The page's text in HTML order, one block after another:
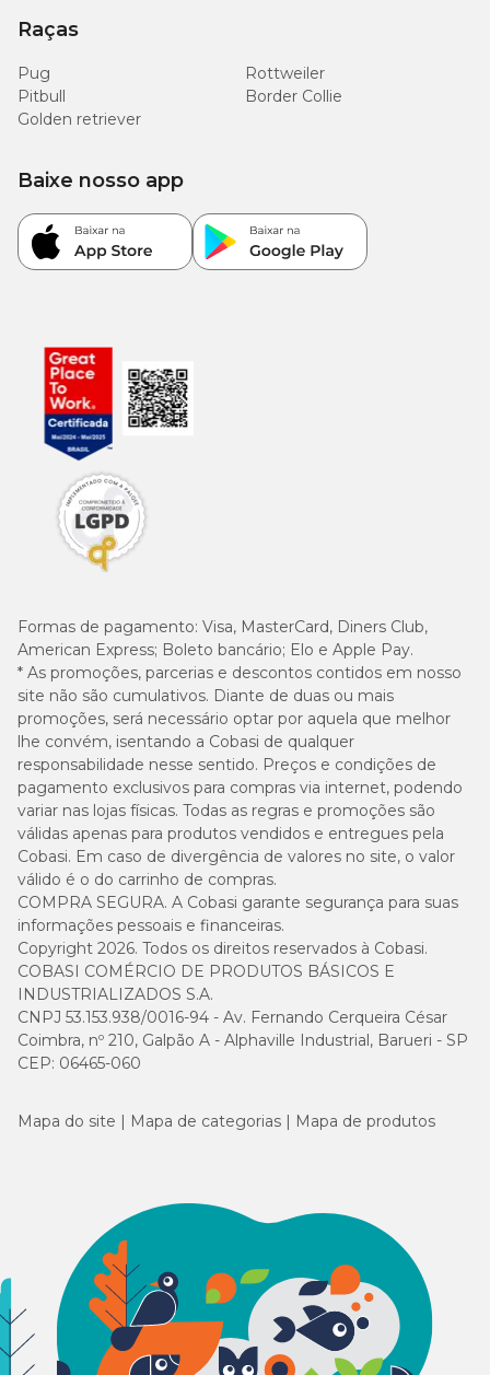
Raças
Pug
Rottweiler
Pitbull
Border Collie
Golden retriever
Formas de pagamento: Visa, MasterCard, Diners Club,
American Express; Boleto bancário; Elo e Apple Pay.
* As promoções, parcerias e descontos contidos em nosso
site não são cumulativos. Diante de duas ou mais
promoções, será necessário optar por aquela que melhor
lhe convém, isentando a Cobasi de qualquer
responsabilidade nesse sentido. Preços e condições de
pagamento exclusivos para compras via internet, podendo
variar nas lojas físicas. Todas as regras e promoções são
válidas apenas para produtos vendidos e entregues pela
Cobasi. Em caso de divergência de valores no site, o valor
válido é o do carrinho de compras.
COMPRA SEGURA. A Cobasi garante segurança para suas
informações pessoais e financeiras.
Copyright 2026. Todos os direitos reservados à Cobasi.
COBASI COMÉRCIO DE PRODUTOS BÁSICOS E
INDUSTRIALIZADOS S.A.
CNPJ 53.153.938/0016-94 - Av. Fernando Cerqueira César
Coimbra, nº 210, Galpão A - Alphaville Industrial, Barueri - SP
CEP: 06465-060
Baixe nosso app
Mapa do site Mapa de categorias Mapa de produtos